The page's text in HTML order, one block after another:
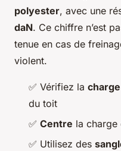
polyester, avec une
daN. Ce chiffre n’est
tenue en cas de
violent.
✅ Vérifiez la
du toit
✅ Centre la charge
✅ Utilisez des